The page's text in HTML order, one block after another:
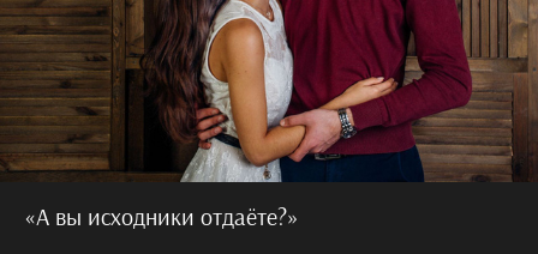
«А вы исходники отдаёте?»